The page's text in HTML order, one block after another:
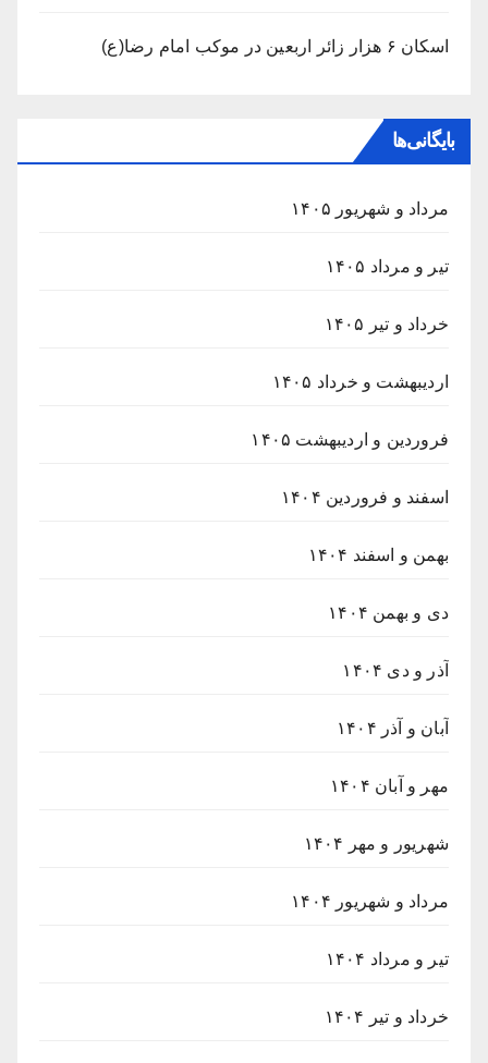
اسکان ۶ هزار زائر اربعین در موکب امام رضا(ع)
بایگانی‌ها
مرداد و شهریور ۱۴۰۵
تیر و مرداد ۱۴۰۵
خرداد و تیر ۱۴۰۵
اردیبهشت و خرداد ۱۴۰۵
فروردین و اردیبهشت ۱۴۰۵
اسفند و فروردین ۱۴۰۴
بهمن و اسفند ۱۴۰۴
دی و بهمن ۱۴۰۴
آذر و دی ۱۴۰۴
آبان و آذر ۱۴۰۴
مهر و آبان ۱۴۰۴
شهریور و مهر ۱۴۰۴
مرداد و شهریور ۱۴۰۴
تیر و مرداد ۱۴۰۴
خرداد و تیر ۱۴۰۴